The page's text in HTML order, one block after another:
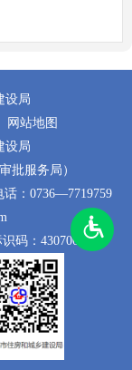
设局
网站地图
设局
批服务局）
话：0736—7719759
码：4307000014